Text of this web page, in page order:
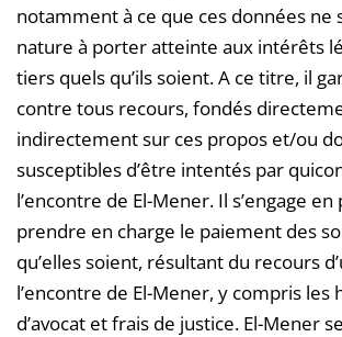
notamment à ce que ces données ne
nature à porter atteinte aux intérêts
tiers quels qu’ils soient. A ce titre, il
contre tous recours, fondés
indirectement sur ces propos et/ou
susceptibles d’être intentés par
l’encontre de El-Mener. Il s’engage
prendre en charge le paiement des
qu’elles soient, résultant du recours
l’encontre de El-Mener, y compris les
d’avocat et frais de justice. El-Mener